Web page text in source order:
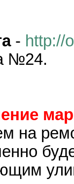
- http://
№24.
на